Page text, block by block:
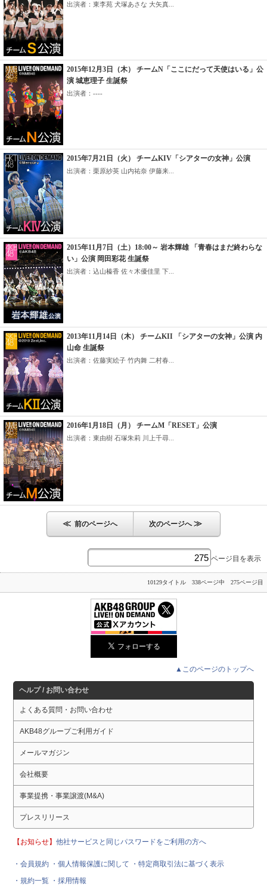
出演者：東李苑 犬塚あさな 大矢真...
2015年12月3日（木） チームN「ここにだって天使はいる」公
演 城恵理子 生誕祭
出演者：----
2015年7月21日（火） チームKIV「シアターの女神」公演
出演者：栗原紗英 山内祐奈 伊藤来...
2015年11月7日（土）18:00～ 岩本輝雄 「青春はまだ終わらな
い」公演 岡田彩花 生誕祭
出演者：込山榛香 佐々木優佳里 下...
2013年11月14日（木） チームKII 「シアターの女神」公演 内
山命 生誕祭
出演者：佐藤実絵子 竹内舞 二村春...
2016年1月18日（月） チームM「RESET」公演
出演者：東由樹 石塚朱莉 川上千尋...
≪ 前のページへ 次のページへ≫
ページ目を表示
10129タイトル 338ページ中 275ページ目
▲このページのトップへ
ヘルプ / お問い合わせ
よくある質問・お問い合わせ
AKB48グループご利用ガイド
メールマガジン
会社概要
事業提携・事業譲渡(M&A)
プレスリリース
【お知らせ】他社サービスと同じパスワードをご利用の方へ
・会員規約 ・個人情報保護に関して
・特定商取引法に基づく表示
・規約一覧 ・採用情報